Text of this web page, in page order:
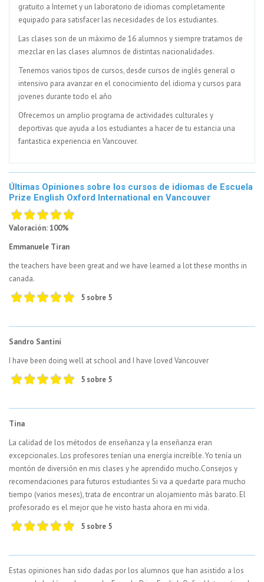
gratuito a Internet y un laboratorio de idiomas completamente
equipado para satisfacer las necesidades de los estudiantes.
Las clases son de un máximo de 16 alumnos y siempre tratamos de
mezclar en las clases alumnos de distintas nacionalidades.
Tenemos varios tipos de cursos, desde cursos de inglés general o
intensivo para avanzar en el conocimiento del idioma y cursos para
jovenes durante todo el año
Ofrecemos un amplio programa de actividades culturales y
deportivas que ayuda a los estudiantes a hacer de tu estancia una
fantastica experiencia en Vancouver.
Últimas Opiniones sobre los cursos de idiomas de Escuela
Prize English Oxford International en Vancouver
Valoración: 100%
Emmanuele Tiran
the teachers have been great and we have learned a lot these months in
canada.
5 sobre 5
Sandro Santini
I have been doing well at school and I have loved Vancouver
5 sobre 5
Tina
La calidad de los métodos de enseñanza y la enseñanza eran
excepcionales. Los profesores tenían una energía increíble. Yo tenía un
montón de diversión en mis clases y he aprendido mucho.Consejos y
recomendaciones para futuros estudiantes Si va a quedarte para mucho
tiempo (varios meses), trata de encontrar un alojamiento más barato. El
profesorado es el mejor que he visto hasta ahora en mi vida.
5 sobre 5
Estas opiniones han sido dadas por los alumnos que han asistido a los